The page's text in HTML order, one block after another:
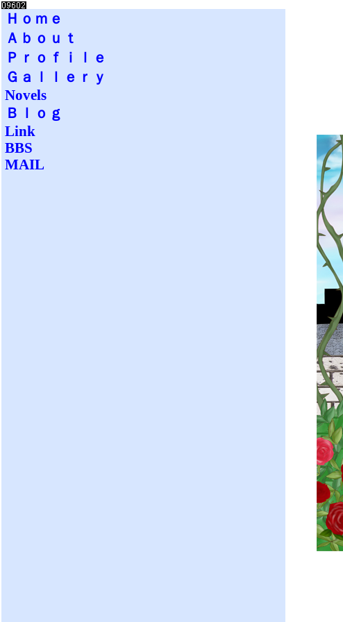
Ｈｏｍｅ
Ａｂｏｕｔ
Ｐｒｏｆｉｌｅ
Ｇａｌｌｅｒｙ
Novels
Ｂｌｏｇ
Link
BBS
MAIL